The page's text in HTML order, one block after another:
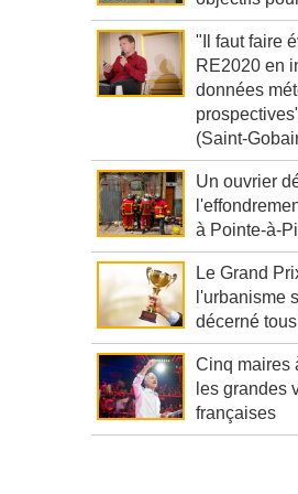
"Il faut faire
RE2020 en
données
(Saint-
Un ouvrier
à Pointe-à-
Le Grand
l'urbanisme
décerné
Cinq maires
les grandes
françaises